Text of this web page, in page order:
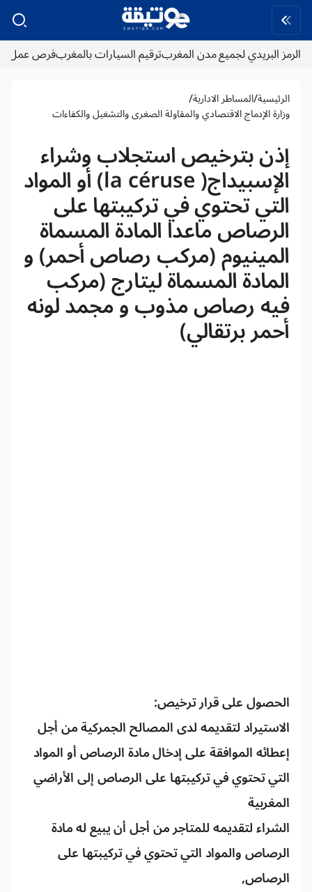
الرمز البريدي لجميع مدن المغربترقيم السيارات بالمغربفرص عمل
الرئيسية/المساطر الادارية/
وزارة الإدماج الاقتصادي والمقاولة الصغرى والتشغيل والكفاءات
إذن بترخيص استجلاب وشراء
الإسبيداج( la céruse) أو المواد
التي تحتوي في تركيبتها على
الرصاص ماعدا المادة المسماة
المينيوم (مركب رصاص أحمر) و
المادة المسماة ليتارج (مركب
فيه رصاص مذوب و مجمد لونه
أحمر برتقالي)
الحصول على قرار ترخيص:
الاستيراد لتقديمه لدى المصالح الجمركية من أجل
إعطائه الموافقة على إدخال مادة الرصاص أو المواد
التي تحتوي في تركيبتها على الرصاص إلى الأراضي
المغربية
الشراء لتقديمه للمتاجر من أجل أن يبيع له مادة
الرصاص والمواد التي تحتوي في تركيبتها على
الرصاص,